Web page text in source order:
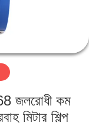
জলরোধী কম
মিটার শিল্প